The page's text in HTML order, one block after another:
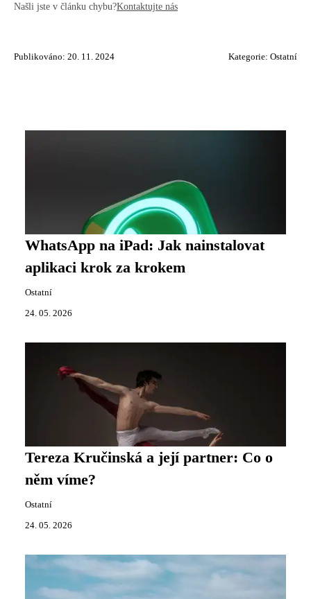
Našli jste v článku chybu?Kontaktujte nás
Publikováno: 20. 11. 2024 Kategorie: Ostatní
WhatsApp na iPad: Jak nainstalovat
aplikaci krok za krokem
Ostatní
24. 05. 2026
Tereza Kručinská a její partner: Co o
něm víme?
Ostatní
24. 05. 2026